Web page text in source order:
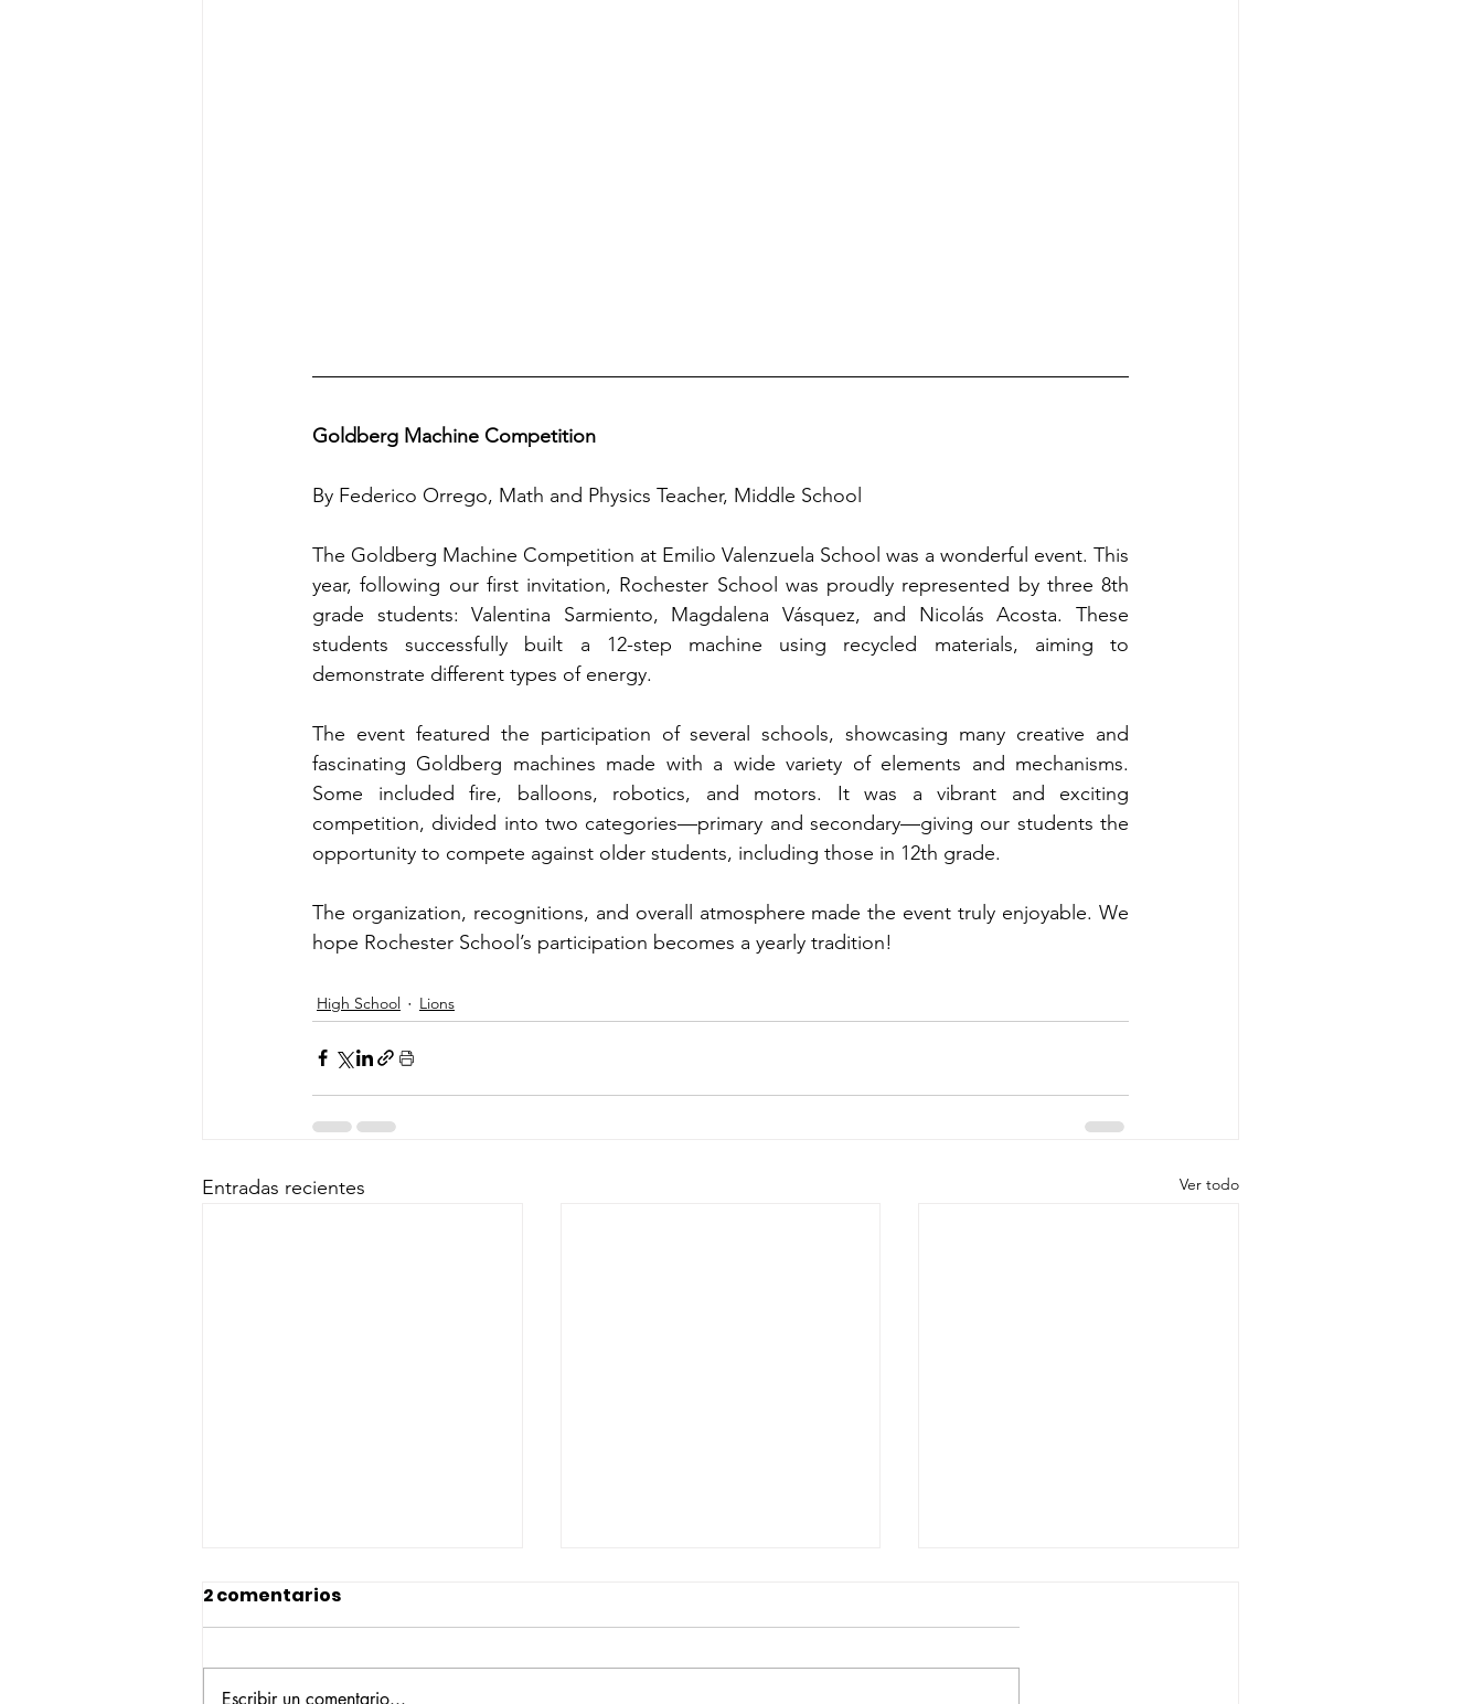
Goldberg Machine Competition
By Federico Orrego, Math and Physics Teacher, Middle School
The Goldberg Machine Competition at Emilio Valenzuela School was a wonderful event. This
year, following our first invitation, Rochester School was proudly represented by three 8th
grade students: Valentina Sarmiento, Magdalena Vásquez, and Nicolás Acosta. These
students successfully built a 12-step machine using recycled materials, aiming to
demonstrate different types of energy.
The event featured the participation of several schools, showcasing many creative and
fascinating Goldberg machines made with a wide variety of elements and mechanisms.
Some included fire, balloons, robotics, and motors. It was a vibrant and exciting
competition, divided into two categories—primary and secondary—giving our students the
opportunity to compete against older students, including those in 12th grade.
The organization, recognitions, and overall atmosphere made the event truly enjoyable. We
hope Rochester School’s participation becomes a yearly tradition!
High School Lions
Entradas recientes Ver todo
2 comentarios